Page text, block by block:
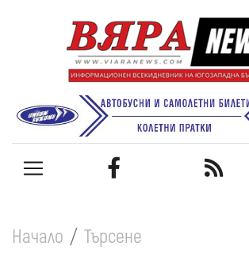
Начало Търсене